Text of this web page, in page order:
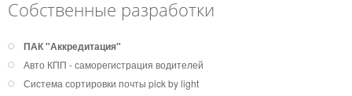
Собственные разработки
ПАК "Аккредитация"
Авто КПП - саморегистрация водителей
Система сортировки почты pick by light